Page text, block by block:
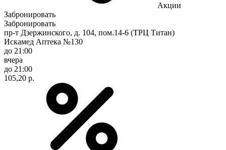
Акции
Забронировать
Забронировать
пр-т Дзержинского, д. 104, пом.14-6 (ТРЦ Титан)
Искамед Аптека №130
до 21:00
вчера
до 21:00
105,20 р.